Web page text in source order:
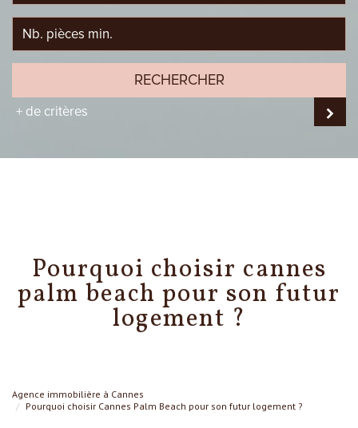
RECHERCHER
+ de critères
pourquoi choisir cannes
palm beach pour son futur
logement ?
Agence immobilière à Cannes
Pourquoi choisir Cannes Palm Beach pour son futur logement ?